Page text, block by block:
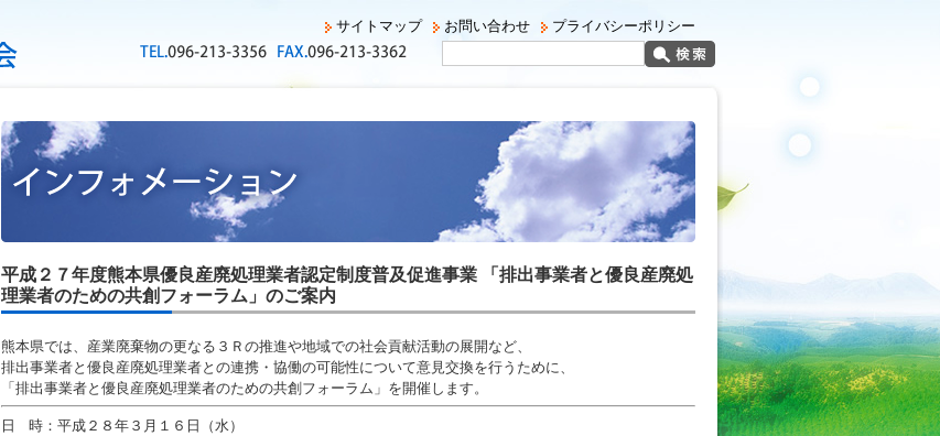
プライバシーポリシー
お問い合わせ
サイトマップ
平成２７年度熊本県優良産廃処理業者認定制度普及促進事業 「排出事業者と優良産廃処
理業者のための共創フォーラム」のご案内
熊本県では、産業廃棄物の更なる３Ｒの推進や地域での社会貢献活動の展開など、
排出事業者と優良産廃処理業者との連携・協働の可能性について意見交換を行うために、
「排出事業者と優良産廃処理業者のための共創フォーラム」を開催します。
日 時：平成２８年３月１６日（水）